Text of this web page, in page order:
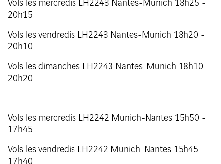
Vols les mercredis LH2243 Nantes-Munich 18h25 -
20h15
Vols les vendredis LH2243 Nantes-Munich 18h20 -
20h10
Vols les dimanches LH2243 Nantes-Munich 18h10 -
20h20
Vols les mercredis LH2242 Munich-Nantes 15h50 -
17h45
Vols les vendredis LH2242 Munich-Nantes 15h45 -
17h40